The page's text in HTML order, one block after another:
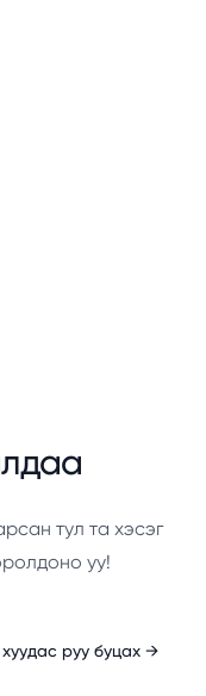
тул та хэсэг
уу!
руу буцах →